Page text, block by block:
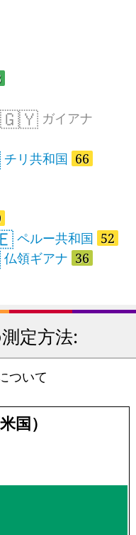
🇬🇾 ガイアナ
チリ共和国 66
ペルー共和国 52
仏領ギアナ 36
定方法:
ついて
国）